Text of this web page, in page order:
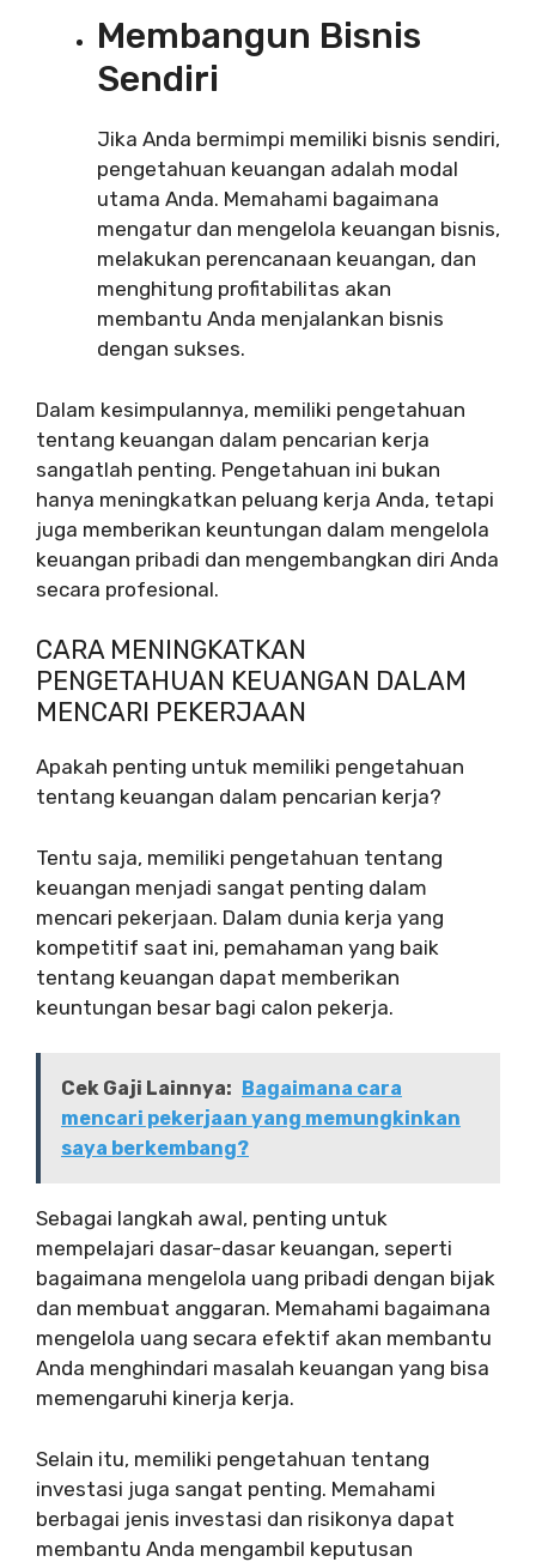
Membangun Bisnis
Sendiri
Jika Anda bermimpi memiliki bisnis sendiri,
pengetahuan keuangan adalah modal
utama Anda. Memahami bagaimana
mengatur dan mengelola keuangan bisnis,
melakukan perencanaan keuangan, dan
menghitung profitabilitas akan
membantu Anda menjalankan bisnis
dengan sukses.
Dalam kesimpulannya, memiliki pengetahuan
tentang keuangan dalam pencarian kerja
sangatlah penting. Pengetahuan ini bukan
hanya meningkatkan peluang kerja Anda, tetapi
juga memberikan keuntungan dalam mengelola
keuangan pribadi dan mengembangkan diri Anda
secara profesional.
CARA MENINGKATKAN
PENGETAHUAN KEUANGAN DALAM
MENCARI PEKERJAAN
Apakah penting untuk memiliki pengetahuan
tentang keuangan dalam pencarian kerja?
Tentu saja, memiliki pengetahuan tentang
keuangan menjadi sangat penting dalam
mencari pekerjaan. Dalam dunia kerja yang
kompetitif saat ini, pemahaman yang baik
tentang keuangan dapat memberikan
keuntungan besar bagi calon pekerja.
Cek Gaji Lainnya: Bagaimana cara
mencari pekerjaan yang memungkinkan
saya berkembang?
Sebagai langkah awal, penting untuk
mempelajari dasar-dasar keuangan, seperti
bagaimana mengelola uang pribadi dengan bijak
dan membuat anggaran. Memahami bagaimana
mengelola uang secara efektif akan membantu
Anda menghindari masalah keuangan yang bisa
memengaruhi kinerja kerja.
Selain itu, memiliki pengetahuan tentang
investasi juga sangat penting. Memahami
berbagai jenis investasi dan risikonya dapat
membantu Anda mengambil keputusan